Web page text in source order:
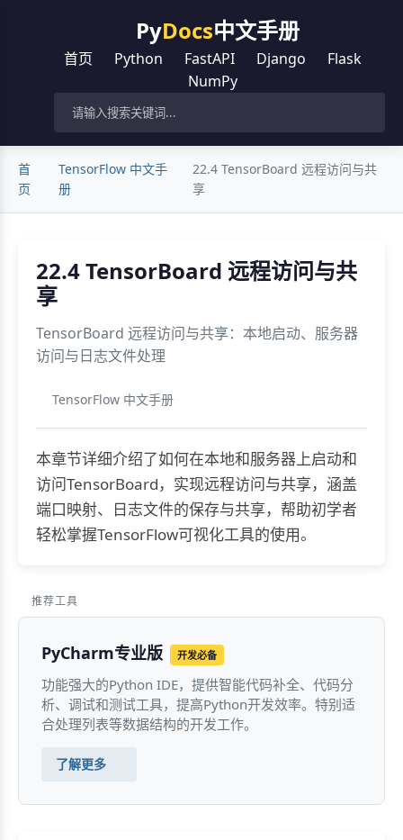
PyDocs中文手册
首页 Python FastAPI Django
Flask
NumPy
首
页
TensorFlow 中文手
册
22.4 TensorBoard 远程访问与共
享
22.4 TensorBoard 远程访问与共
享
TensorBoard 远程访问与共享：本地启动、服务器
访问与日志文件处理
TensorFlow 中文手册
本章节详细介绍了如何在本地和服务器上启动和
访问TensorBoard，实现远程访问与共享，涵盖
端口映射、日志文件的保存与共享，帮助初学者
轻松掌握TensorFlow可视化工具的使用。
推荐工具
PyCharm专业版 开发必备
功能强大的Python IDE，提供智能代码补全、代码分
析、调试和测试工具，提高Python开发效率。特别适
合处理列表等数据结构的开发工作。
了解更多